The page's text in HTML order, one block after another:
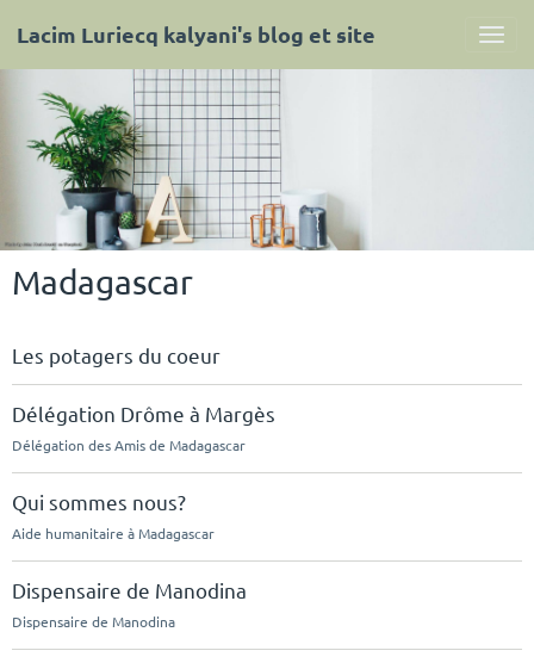
Lacim Luriecq kalyani's blog et site
Madagascar
Les potagers du coeur
Délégation Drôme à Margès
Délégation des Amis de Madagascar
Qui sommes nous?
Aide humanitaire à Madagascar
Dispensaire de Manodina
Dispensaire de Manodina